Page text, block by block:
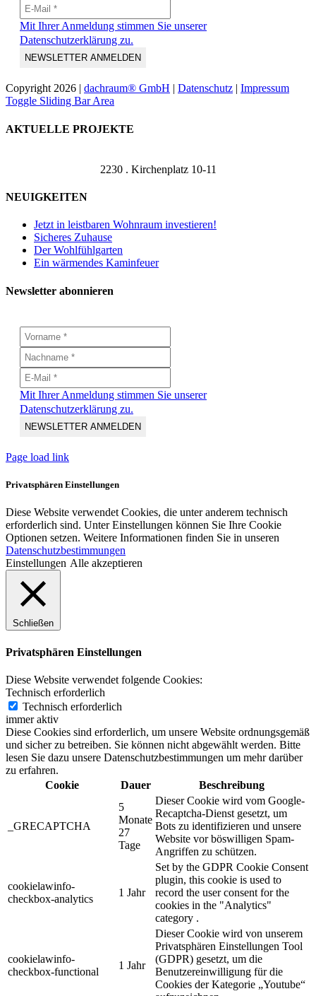
Mit Ihrer Anmeldung stimmen Sie unserer
Datenschutzerklärung zu.
Copyright 2026 | dachraum® GmbH | Datenschutz | Impressum
Toggle Sliding Bar Area
AKTUELLE PROJEKTE
2230 . Kirchenplatz 10-11
NEUIGKEITEN
Jetzt in leistbaren Wohnraum investieren!
Sicheres Zuhause
Der Wohlfühlgarten
Ein wärmendes Kaminfeuer
Newsletter abonnieren
Mit Ihrer Anmeldung stimmen Sie unserer
Datenschutzerklärung zu.
Page load link
Privatsphären Einstellungen
Diese Website verwendet Cookies, die unter anderem technisch
erforderlich sind. Unter Einstellungen können Sie Ihre Cookie
Optionen setzen. Weitere Informationen finden Sie in unseren
Datenschutzbestimmungen
Einstellungen Alle akzeptieren
Schließen
Privatsphären Einstellungen
Diese Website verwendet folgende Cookies:
Technisch erforderlich
Technisch erforderlich
immer aktiv
Diese Cookies sind erforderlich, um unsere Website ordnungsgemäß
und sicher zu betreiben. Sie können nicht abgewählt werden. Bitte
lesen Sie dazu unsere Datenschutzbestimmungen um mehr darüber
zu erfahren.
Cookie
Dauer Beschreibung
_GRECAPTCHA
5
Monate
27
Tage
Dieser Cookie wird vom Google-
Recaptcha-Dienst gesetzt, um
Bots zu identifizieren und unsere
Website vor böswilligen Spam-
Angriffen zu schützen.
cookielawinfo-
checkbox-analytics
1 Jahr
Set by the GDPR Cookie Consent
plugin, this cookie is used to
record the user consent for the
cookies in the "Analytics"
category .
cookielawinfo-
checkbox-functional
1 Jahr
Dieser Cookie wird von unserem
Privatsphären Einstellungen Tool
(GDPR) gesetzt, um die
Benutzereinwilligung für die
Cookies der Kategorie „Youtube“